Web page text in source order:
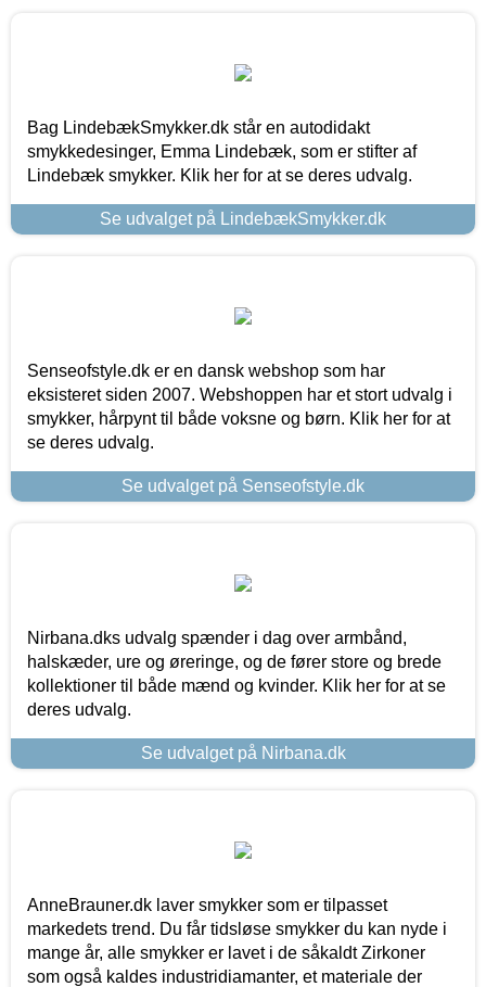
Bag LindebækSmykker.dk står en autodidakt
smykkedesinger, Emma Lindebæk, som er stifter af
Lindebæk smykker. Klik her for at se deres udvalg.
Se udvalget på LindebækSmykker.dk
Senseofstyle.dk er en dansk webshop som har
eksisteret siden 2007. Webshoppen har et stort udvalg i
smykker, hårpynt til både voksne og børn. Klik her for at
se deres udvalg.
Se udvalget på Senseofstyle.dk
Nirbana.dks udvalg spænder i dag over armbånd,
halskæder, ure og øreringe, og de fører store og brede
kollektioner til både mænd og kvinder. Klik her for at se
deres udvalg.
Se udvalget på Nirbana.dk
AnneBrauner.dk laver smykker som er tilpasset
markedets trend. Du får tidsløse smykker du kan nyde i
mange år, alle smykker er lavet i de såkaldt Zirkoner
som også kaldes industridiamanter, et materiale der